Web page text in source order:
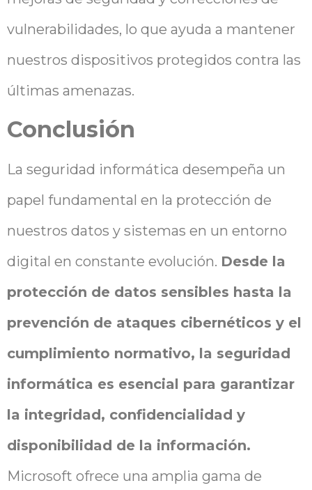
vulnerabilidades, lo que ayuda a mantener
nuestros dispositivos protegidos contra las
últimas amenazas.
Conclusión
La seguridad informática desempeña un
papel fundamental en la protección de
nuestros datos y sistemas en un entorno
digital en constante evolución. Desde la
protección de datos sensibles hasta la
prevención de ataques cibernéticos y el
cumplimiento normativo, la seguridad
informática es esencial para garantizar
la integridad, confidencialidad y
disponibilidad de la información.
Microsoft ofrece una amplia gama de